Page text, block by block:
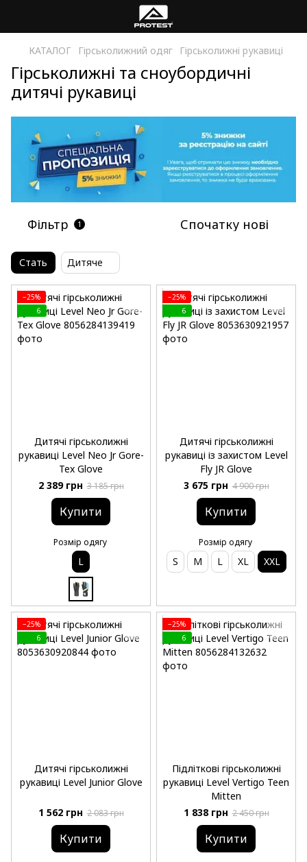
КАТАЛОГ Гірськолижний одяг Гірськолижні рукавиці
Гірськолижні та сноубордичні
дитячі рукавиці
Фільтр 1 Спочатку нові
Стать Дитяче
−25%
6
Дитячі гірськолижні
рукавиці Level Neo Jr Gore-
Tex Glove
2 389 грн 3 185 грн
Купити
Розмір одягу
L
−25%
6
Дитячі гірськолижні
рукавиці із захистом Level
Fly JR Glove
3 675 грн 4 900 грн
Купити
Розмір одягу
S M L XL XXL
−25%
6
Дитячі гірськолижні
рукавиці Level Junior Glove
1 562 грн 2 083 грн
Купити
−25%
6
Підліткові гірськолижні
рукавиці Level Vertigo Teen
Mitten
1 838 грн 2 450 грн
Купити